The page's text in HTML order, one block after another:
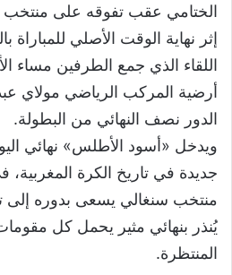
الختامي عقب تفوقه على منتخب
إثر نهاية الوقت الأصلي
اللقاء الذي جمع الطرفين مساء
أرضية المركب الرياضي مولاي
الدور نصف النهائي من البطولة.
ويدخل «أسود الأطلس» نهائي
جديدة في تاريخ الكرة المغربية،
منتخب سنغالي يسعى بدوره إلى
يُنذر بنهائي مثير يحمل كل مقومات
المنتظرة.